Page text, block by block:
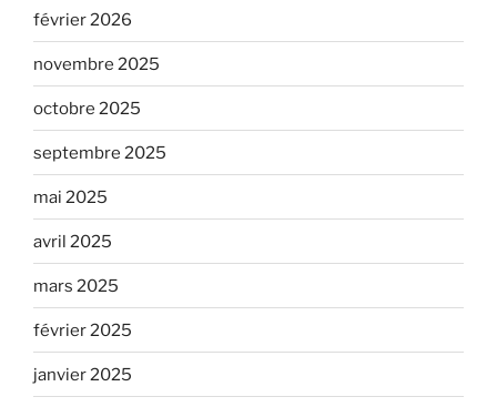
février 2026
novembre 2025
octobre 2025
septembre 2025
mai 2025
avril 2025
mars 2025
février 2025
janvier 2025